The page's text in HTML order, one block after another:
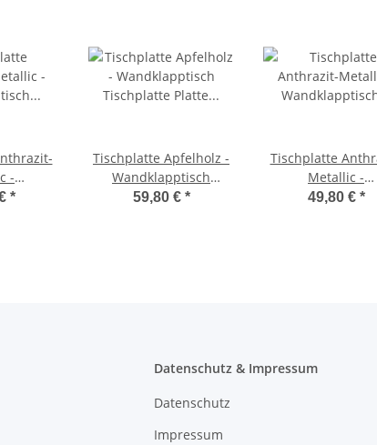
-
*
Tischplatte Apfelholz -
Wandklapptisch
Tischplatte Platte
59,80 € *
Tischplatte
Metallic -
Wandklapptisch
49,80 € *
Datenschutz & Impressum
Datenschutz
Impressum